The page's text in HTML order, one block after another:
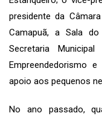
presidente da
Camapuã, a Sala
Secretaria
Empreendedorismo
apoio aos pequenos
No ano passado,